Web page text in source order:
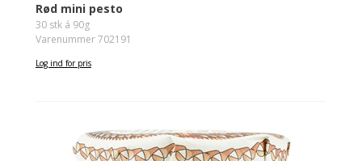
Rød mini pesto
30 stk á 90g
Varenummer 702191
Log ind for pris